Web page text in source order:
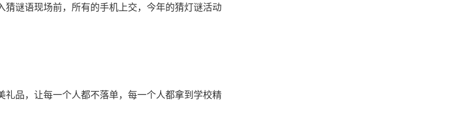
谜语现场前，所有的手机上交，今年的猜灯谜活动
品，让每一个人都不落单，每一个人都拿到学校精